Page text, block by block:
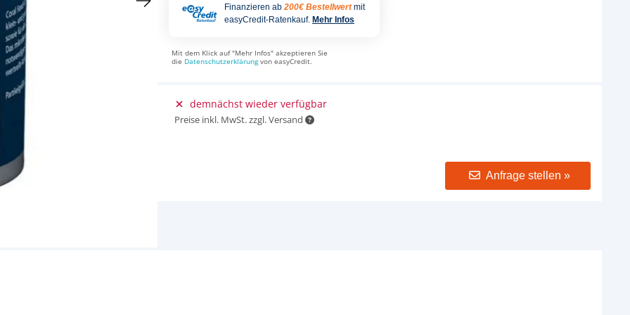
Finanzieren ab 200€ Bestellwert mit
easyCredit-Ratenkauf. Mehr Infos
Mit dem Klick auf "Mehr Infos" akzeptieren Sie
die Datenschutzerklärungvon easyCredit.
demnächst wieder verfügbar
Preise inkl. MwSt. zzgl. Versand
Anfrage stellen »